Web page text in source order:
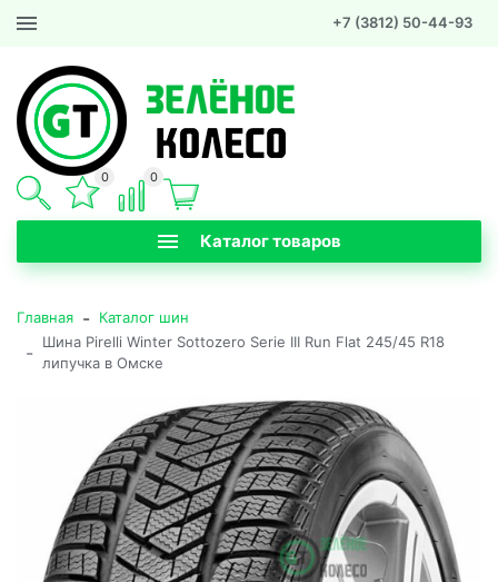
+7 (3812) 50-44-93
Каталог товаров
0 0
Главная - Каталог шин
-
Шина Pirelli Winter Sottozero Serie III Run Flat 245/45 R18
липучка в Омске